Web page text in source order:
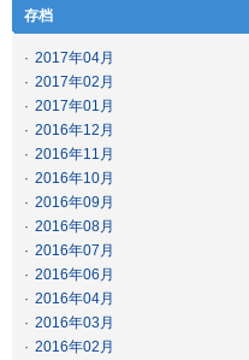
存档
· 2017年04月
· 2017年02月
· 2017年01月
· 2016年12月
· 2016年11月
· 2016年10月
· 2016年09月
· 2016年08月
· 2016年07月
· 2016年06月
· 2016年04月
· 2016年03月
· 2016年02月